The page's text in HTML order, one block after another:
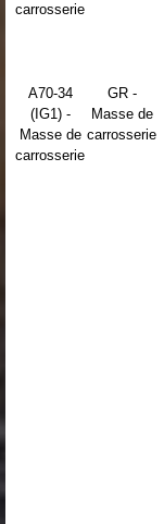
carrosserie
A70-34
(IG1) -
Masse de
carrosserie
GR -
Masse de
carrosserie